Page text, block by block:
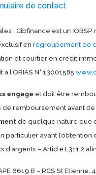
de contact
: Cibfinance est un IOBSP
enregroupement de
et courtier en crédit
à l’ORIAS N° 13001585
engage et doit être
de remboursement avant de
de quelque nature que
particulier avant l’obtention
d’argents – Article L311.2
6619 B – RCS St Etienne,